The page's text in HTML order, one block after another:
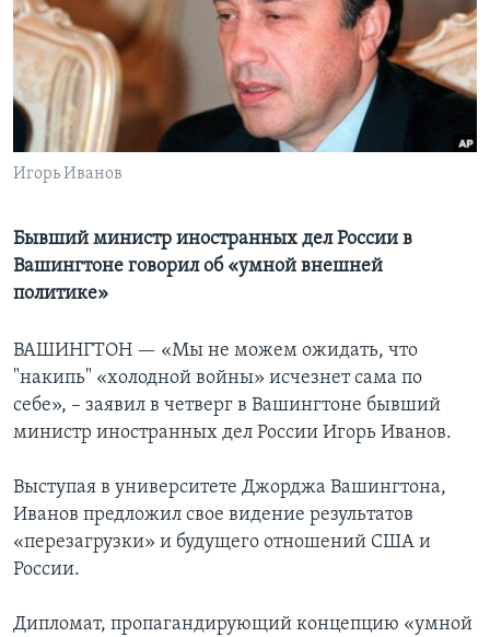
Learning English
СОЦИАЛЬНЫЕ СЕТИ
Игорь Иванов
Бывший министр иностранных дел России в
Вашингтоне говорил об «умной внешней
политике»
ВАШИНГТОН — «Мы не можем ожидать, что
"накипь" «холодной войны» исчезнет сама по
себе», – заявил в четверг в Вашингтоне бывший
министр иностранных дел России Игорь Иванов.
Выступая в университете Джорджа Вашингтона,
Иванов предложил свое видение результатов
«перезагрузки» и будущего отношений США и
России.
Дипломат, пропагандирующий концепцию «умной